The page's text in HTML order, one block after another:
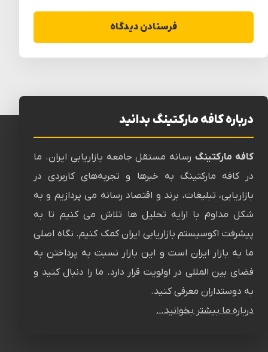
درباره کافه مارکتینگ بدانید
کافه مارکتینگرسانه‌ مستقل جامعه بازاریابی ایران. ما
در کافه مارکتینگ به خبرها و تجربه‌های کاربردی در
بازاریابی، تبلیغات، برند و اقتصاد رسانه می پردازیم و به
شکل مداوم با ارایه تحلیل ها تلاش می کنیم تا به
پیشرفت اکوسیستم بازاریابی ایران کمک کنیم. نگاه اصلی
ما به بازار ایران است و این بازار نسبت به پرداختن به
فضای بین المللی در اولویت قرار دارد. ما را دنبال کنید و
به دوستداران معرفی کنید.
درباره ما بیشتر بخوانید…